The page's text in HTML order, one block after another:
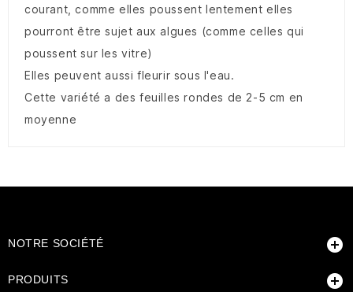
courant, comme elles poussent lentement elles
pourront être sujet aux algues (comme celles qui
poussent sur les vitre)
Elles peuvent aussi fleurir sous l'eau.
Cette variété a des feuilles rondes de 2-5 cm en
moyenne
NOTRE SOCIÉTÉ 
PRODUITS 